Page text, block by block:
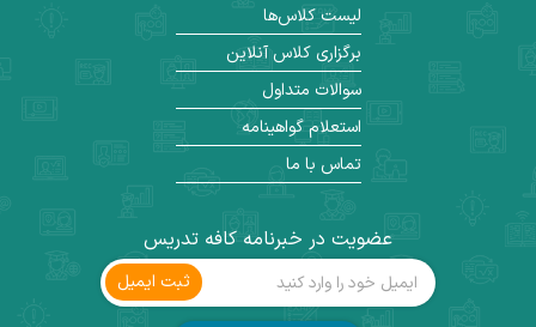
عضویت در خبرنامه کافه تدریس
ثبت ‌ایمیل
لیست کلاس‌ها
برگزاری کلاس آنلاین
سوالات متداول
استعلام گواهینامه
تماس با ما